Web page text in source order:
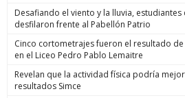
Desafiando el viento y la lluvia,
desfilaron frente al Pabellón Patrio
Cinco cortometrajes fueron el resultado
en el Liceo Pedro Pablo Lemaitre
Revelan que la actividad física podría
resultados Simce